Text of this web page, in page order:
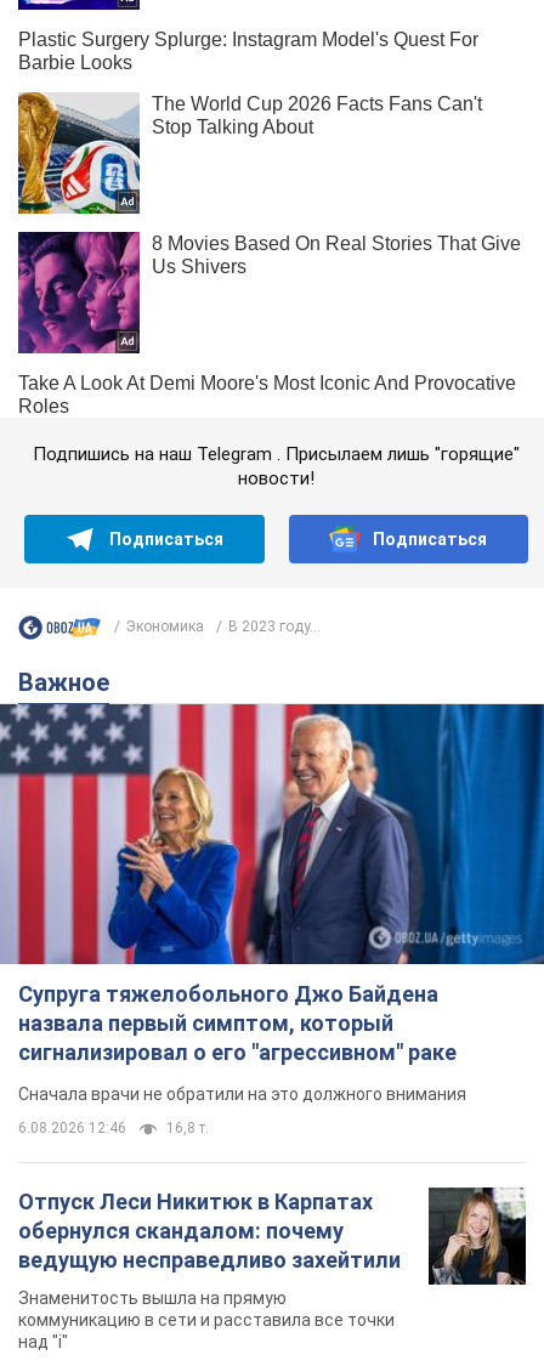
Подпишись на наш Telegram . Присылаем лишь "горящие"
новости!
Подписаться Подписаться
Экономика В 2023 году...
Важное
Супруга тяжелобольного Джо Байдена
назвала первый симптом, который
сигнализировал о его "агрессивном" раке
Сначала врачи не обратили на это должного внимания
6.08.2026 12:46 16,8 т.
Отпуск Леси Никитюк в Карпатах
обернулся скандалом: почему
ведущую несправедливо захейтили
Знаменитость вышла на прямую
коммуникацию в сети и расставила все точки
над "i"